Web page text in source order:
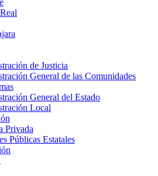
de Justicia
General de las Comunidades
General del Estado
Local
Privada
Públicas Estatales